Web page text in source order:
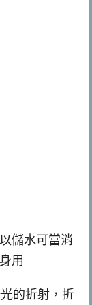
儲水可當消
用
的折射，折